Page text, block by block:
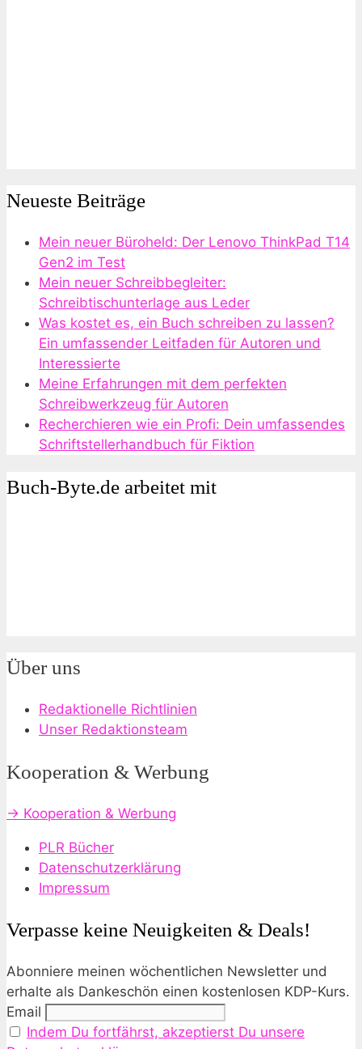
Neueste Beiträge
Mein neuer Büroheld: Der Lenovo ThinkPad T14
Gen2 im Test
Mein neuer Schreibbegleiter:
Schreibtischunterlage aus Leder
Was kostet es, ein Buch schreiben zu lassen?
Ein umfassender Leitfaden für Autoren und
Interessierte
Meine Erfahrungen mit dem perfekten
Schreibwerkzeug für Autoren
Recherchieren wie ein Profi: Dein umfassendes
Schriftstellerhandbuch für Fiktion
Buch-Byte.de arbeitet mit
Über uns
Redaktionelle Richtlinien
Unser Redaktionsteam
Kooperation & Werbung
→ Kooperation & Werbung
PLR Bücher
Datenschutzerklärung
Impressum
Verpasse keine Neuigkeiten & Deals!
Abonniere meinen wöchentlichen Newsletter und
erhalte als Dankeschön einen kostenlosen KDP-Kurs.
Email
Indem Du fortfährst, akzeptierst Du unsere